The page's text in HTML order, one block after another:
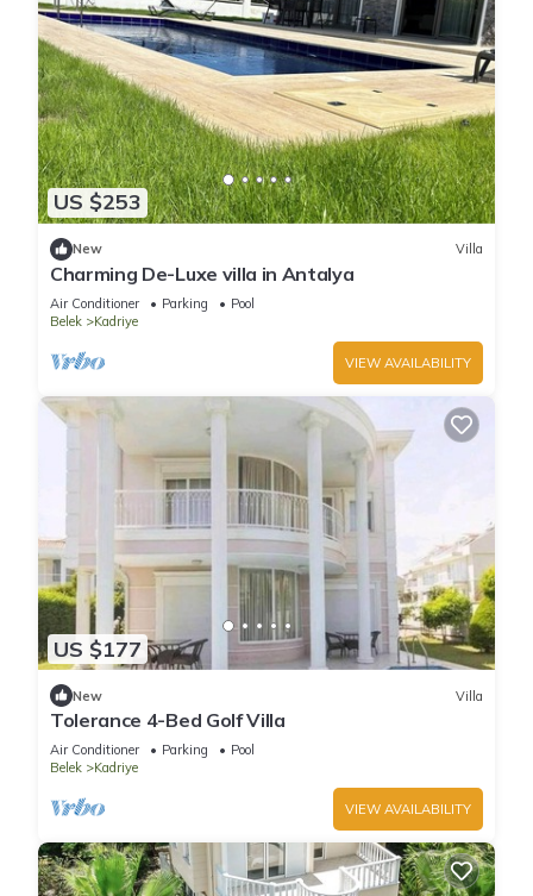
US $253
New Villa
Charming De-Luxe villa in Antalya
Air Conditioner Parking
Pool
Belek
Kadriye
VIEW AVAILABILITY
US $177
New Villa
Tolerance 4-Bed Golf Villa
Air Conditioner Parking
Pool
Belek
Kadriye
VIEW AVAILABILITY